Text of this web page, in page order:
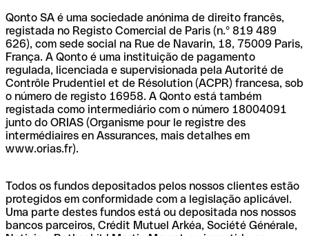
Qonto SA é uma sociedade anónima de direito francês,
registada no Registo Comercial de Paris (n.º 819 489
626), com sede social na Rue de Navarin, 18, 75009 Paris,
França. A Qonto é uma instituição de pagamento
regulada, licenciada e supervisionada pela Autorité de
Contrôle Prudentiel et de Résolution (ACPR) francesa, sob
o número de registo 16958. A Qonto está também
registada como intermediário com o número 18004091
junto do ORIAS (Organisme pour le registre des
intermédiaires en Assurances, mais detalhes em
www.orias.fr).
Todos os fundos depositados pelos nossos clientes estão
protegidos em conformidade com a legislação aplicável.
Uma parte destes fundos está ou depositada nos nossos
bancos parceiros, Crédit Mutuel Arkéa, Société Générale,